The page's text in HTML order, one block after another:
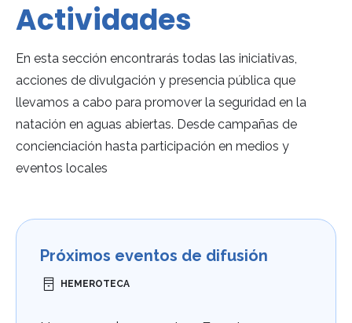
Actividades
En esta sección encontrarás todas las iniciativas,
acciones de divulgación y presencia pública que
llevamos a cabo para promover la seguridad en la
natación en aguas abiertas. Desde campañas de
concienciación hasta participación en medios y
eventos locales
Próximos eventos de difusión
HEMEROTECA